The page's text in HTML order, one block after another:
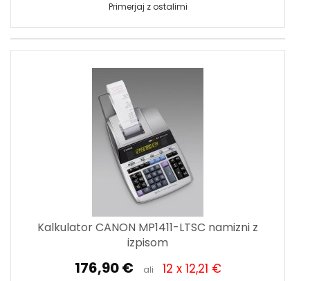
Primerjaj z ostalimi
Kalkulator CANON MP1411-LTSC namizni z
izpisom
176,90 € ali 12 x 12,21 €